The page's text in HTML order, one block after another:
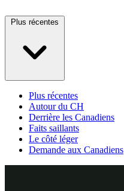
Plus récentes
Plus récentes
Autour du CH
Derrière les Canadiens
Faits saillants
Le côté léger
Demande aux Canadiens